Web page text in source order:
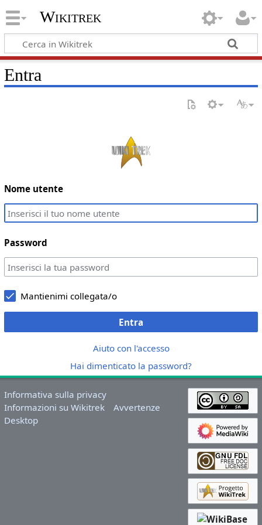
Wikitrek
Entra
Nome utente
Password
Mantienimi collegata/o
Entra
Aiuto con l'accesso
Hai dimenticato la password?
Informativa sulla privacy
Informazioni su Wikitrek
Avvertenze
Desktop